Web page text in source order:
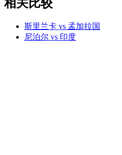
相关比较
斯里兰卡 vs 孟加拉国
尼泊尔 vs 印度